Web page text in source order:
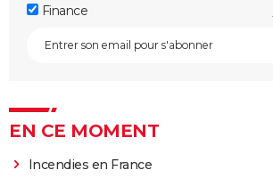
Finance
EN CE MOMENT
Incendies en France